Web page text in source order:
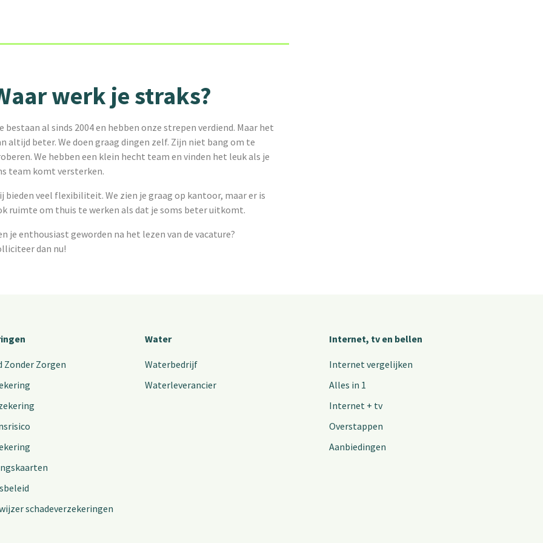
werk je straks?
bestaan al sinds 2004 en hebben onze strepen verdiend. Maar het
altijd beter. We doen graag dingen zelf. Zijn niet bang om te
We hebben een klein hecht team en vinden het leuk als je
team komt versterken.
bieden veel flexibiliteit. We zien je graag op kantoor, maar er is
ruimte om thuis te werken als dat je soms beter uitkomt.
je enthousiast geworden na het lezen van de vacature?
dan nu!
Zonder Zorgen
schadeverzekeringen
Water
Waterbedrijf
Waterleverancier
Internet, tv en bellen
Internet vergelijken
Alles in 1
Internet + tv
Overstappen
Aanbiedingen